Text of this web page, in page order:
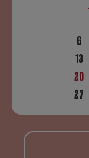
6
13
20
27